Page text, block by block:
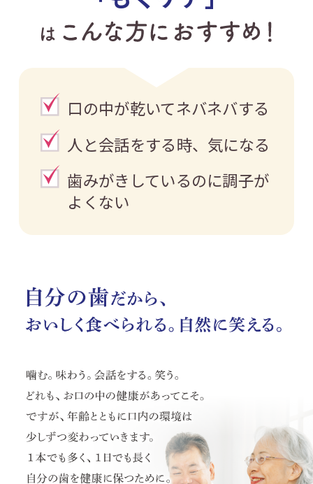
口の中が乾いてネバネバする
人と会話をする時、気になる
歯みがきしているのに調子が
よくない